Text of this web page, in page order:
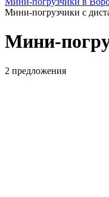
Мини-погрузчики с
Мини-
2 предложения